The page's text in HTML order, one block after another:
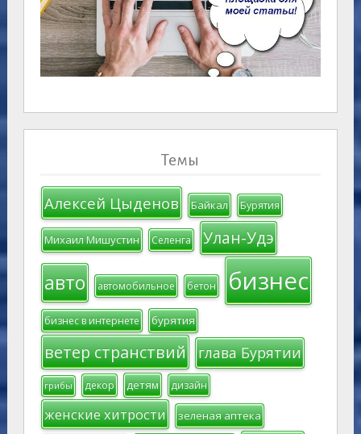
Темы
Алексей Цыденов Байкал Бурятия
Михаил Мишустин Селенга Улан-Удэ
авто автомобильное бетон бизнес
бизнес в интернете бурятия
ветер странствий глава Бурятии
грибы декор детям дизайн
женские хитрости зеленая аптека